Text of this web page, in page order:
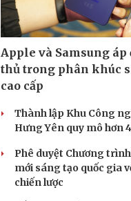
Apple và Samsung áp
thủ trong phân khúc
cao cấp
Thành lập Khu Công
Hưng Yên quy mô hơn
Phê duyệt Chương
mới sáng tạo quốc gia
chiến lược